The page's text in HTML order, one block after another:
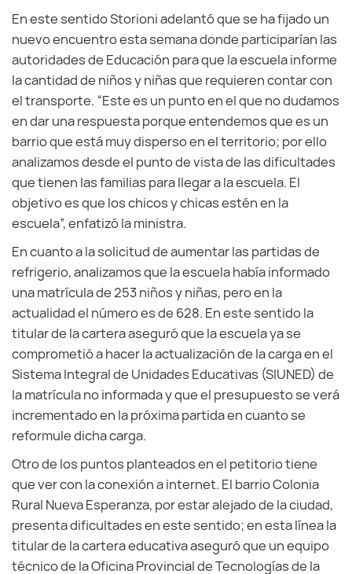
En este sentido Storioni adelantó que se ha fijado un
nuevo encuentro esta semana donde participarían las
autoridades de Educación para que la escuela informe
la cantidad de niños y niñas que requieren contar con
el transporte. “Este es un punto en el que no dudamos
en dar una respuesta porque entendemos que es un
barrio que está muy disperso en el territorio; por ello
analizamos desde el punto de vista de las dificultades
que tienen las familias para llegar a la escuela. El
objetivo es que los chicos y chicas estén en la
escuela”, enfatizó la ministra.
En cuanto a la solicitud de aumentar las partidas de
refrigerio, analizamos que la escuela había informado
una matrícula de 253 niños y niñas, pero en la
actualidad el número es de 628. En este sentido la
titular de la cartera aseguró que la escuela ya se
comprometió a hacer la actualización de la carga en el
Sistema Integral de Unidades Educativas (SIUNED) de
la matrícula no informada y que el presupuesto se verá
incrementado en la próxima partida en cuanto se
reformule dicha carga.
Otro de los puntos planteados en el petitorio tiene
que ver con la conexión a internet. El barrio Colonia
Rural Nueva Esperanza, por estar alejado de la ciudad,
presenta dificultades en este sentido; en esta línea la
titular de la cartera educativa aseguró que un equipo
técnico de la Oficina Provincial de Tecnologías de la